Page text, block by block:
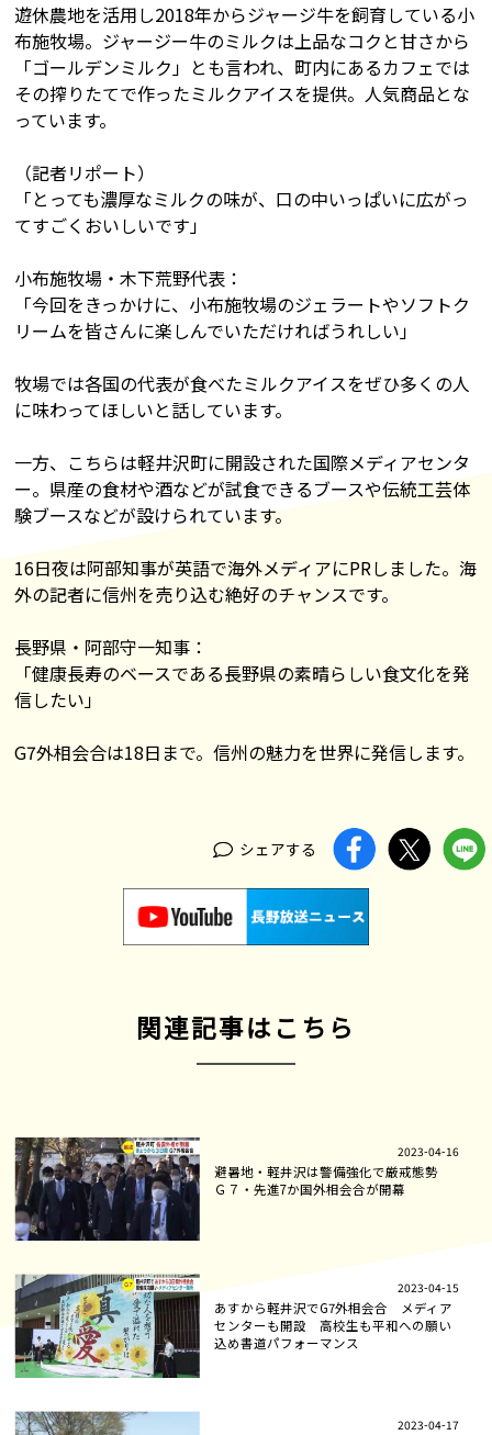
遊休農地を活用し2018年からジャージ牛を飼育している小
布施牧場。ジャージー牛のミルクは上品なコクと甘さから
「ゴールデンミルク」とも言われ、町内にあるカフェでは
その搾りたてで作ったミルクアイスを提供。人気商品とな
っています。
（記者リポート）
「とっても濃厚なミルクの味が、口の中いっぱいに広がっ
てすごくおいしいです」
小布施牧場・木下荒野代表：
「今回をきっかけに、小布施牧場のジェラートやソフトク
リームを皆さんに楽しんでいただければうれしい」
牧場では各国の代表が食べたミルクアイスをぜひ多くの人
に味わってほしいと話しています。
一方、こちらは軽井沢町に開設された国際メディアセンタ
ー。県産の食材や酒などが試食できるブースや伝統工芸体
験ブースなどが設けられています。
16日夜は阿部知事が英語で海外メディアにPRしました。海
外の記者に信州を売り込む絶好のチャンスです。
長野県・阿部守一知事：
「健康長寿のベースである長野県の素晴らしい食文化を発
信したい」
G7外相会合は18日まで。信州の魅力を世界に発信します。
シェアする
関連記事はこちら
2023-04-16
避暑地・軽井沢は警備強化で厳戒態勢
Ｇ７・先進7か国外相会合が開幕
2023-04-15
あすから軽井沢でG7外相会合 メディア
センターも開設 高校生も平和への願い
込め書道パフォーマンス
2023-04-17